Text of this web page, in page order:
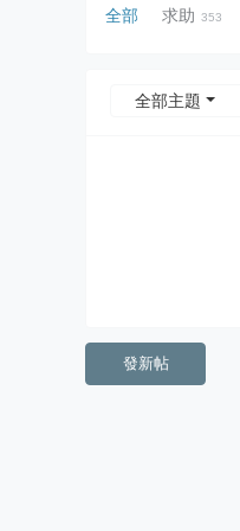
全部 求助 353
全部主題
發新帖